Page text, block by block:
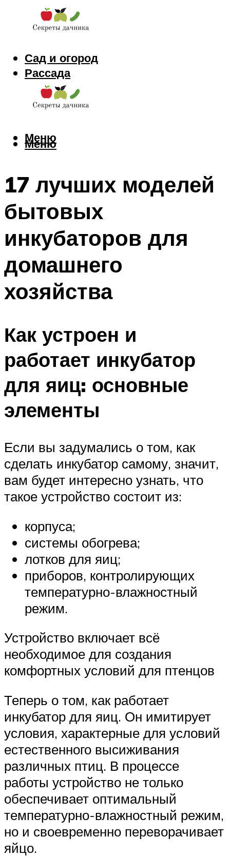
Сад и огород
Рассада
Цветы
Заготовки
Меню
Меню
17 лучших моделей
бытовых
инкубаторов для
домашнего
хозяйства
Как устроен и
работает инкубатор
для яиц: основные
элементы
Если вы задумались о том, как
сделать инкубатор самому, значит,
вам будет интересно узнать, что
такое устройство состоит из:
корпуса;
системы обогрева;
лотков для яиц;
приборов, контролирующих
температурно-влажностный
режим.
Устройство включает всё
необходимое для создания
комфортных условий для птенцов
Теперь о том, как работает
инкубатор для яиц. Он имитирует
условия, характерные для условий
естественного высиживания
различных птиц. В процессе
работы устройство не только
обеспечивает оптимальный
температурно-влажностный режим,
но и своевременно переворачивает
яйцо.